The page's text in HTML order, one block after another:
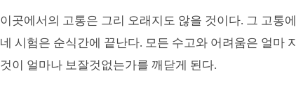
이곳에서의 고통은 그리 오래지도 않을 것이다. 그 고통
네 시험은 순식간에 끝난다. 모든 수고와 어려움은 얼마
것이 얼마나 보잘것없는가를 깨닫게 된다.